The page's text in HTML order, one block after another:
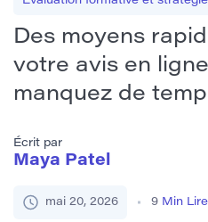
Des moyens
votre avis en
manquez de
Écrit par
Maya Patel
mai 20, 2026 9 Min Lire